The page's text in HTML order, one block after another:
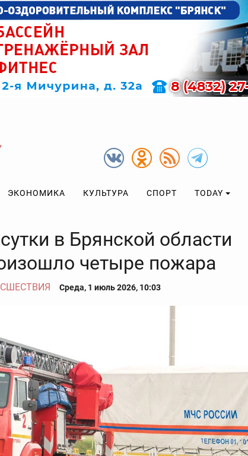
ЭКОНОМИКА КУЛЬТУРА СПОРТ TODAY
в Брянской области
четыре пожара
Среда, 1 июль 2026, 10:03